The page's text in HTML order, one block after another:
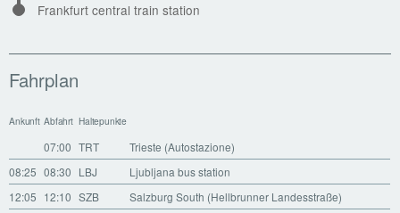
Frankfurt central train station
Fahrplan
Ankunft Abfahrt Haltepunkte
07:00 TRT
Trieste (Autostazione)
08:25 08:30 LBJ
Ljubljana bus station
12:05 12:10 SZB
Salzburg South (Hellbrunner Landesstraße)